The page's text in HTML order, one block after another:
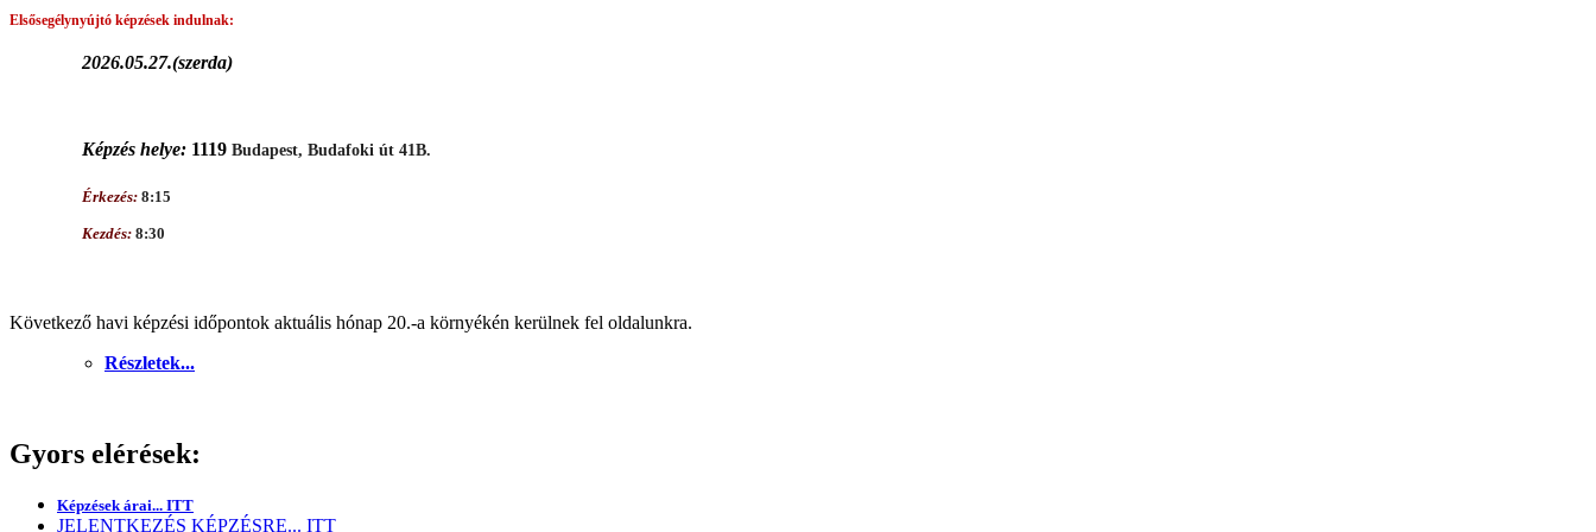
Elsősegélynyújtó képzések indulnak:
2026.05.27.(szerda)
Képzés helye: 1119Budapest, Budafoki út 41B.
Érkezés:8:15
Kezdés: 8:30
Következő havi képzési időpontok aktuális hónap 20.-a környékén kerülnek fel oldalunkra.
Részletek...
Gyors elérések:
Képzések árai... ITT
JELENTKEZÉS KÉPZÉSRE... ITT